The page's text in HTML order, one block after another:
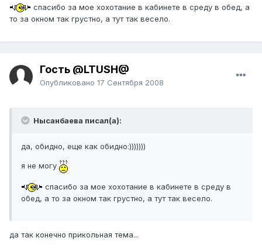
спасибо за мое хохотание в кабинете в среду в обед, а
то за окном так грустно, а тут так весело.
Гость @LTUSH@
Опубликовано 17 Сентября 2008
Нысанбаева писал(а):
да, обидно, еще как обидно:)))))))
я не могу
спасибо за мое хохотание в кабинете в среду в
обед, а то за окном так грустно, а тут так весело.
да так конечно прикольная тема...